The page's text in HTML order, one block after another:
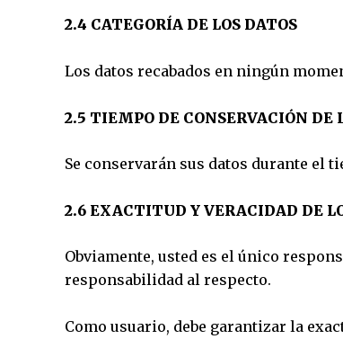
2.4 CATEGORÍA DE LOS DATOS
Los datos recabados en ningún
2.5 TIEMPO DE CONSERVACIÓN DE
Se conservarán sus datos durante el
2.6 EXACTITUD Y VERACIDAD DE
Obviamente, usted es el único
responsabilidad al respecto.
Como usuario, debe garantizar la